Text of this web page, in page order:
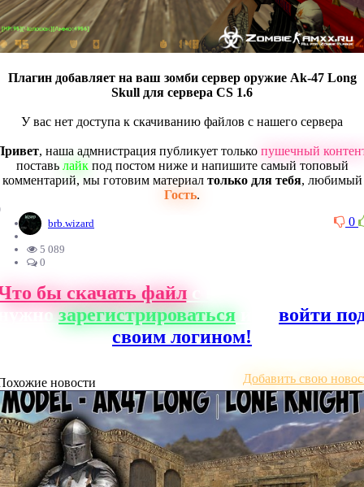
Плагин добавляет на ваш зомби сервер оружие Ak-47 Long
Skull для сервера CS 1.6
У вас нет доступа к скачиванию файлов с нашего сервера
, наша адмнистрация публикует только пушечный
поставь лайкпод постом ниже и напишите самый топовый
комментарий, мы готовим материал только для тебя, любимый
Гость.
0
brb.wizard
5 089
0
бы скачать файлс нашего сайта,
зарегистрироваться
войти
своим логином!
новости Добавить свою